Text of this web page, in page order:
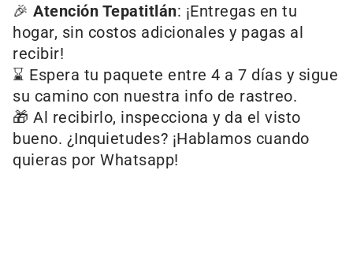
🎉 Atención Tepatitlán: ¡Entregas en tu
hogar, sin costos adicionales y pagas al
recibir!
⌛ Espera tu paquete entre 4 a 7 días y sigue
su camino con nuestra info de rastreo.
🎁 Al recibirlo, inspecciona y da el visto
bueno. ¿Inquietudes? ¡Hablamos cuando
quieras por Whatsapp!